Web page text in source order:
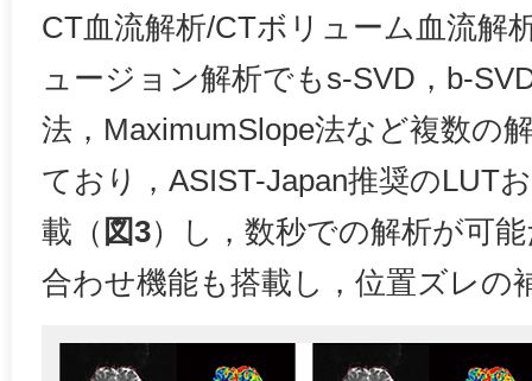
CT血流解析/CTボリューム血流解
ュージョン解析でもs-SVD，b-
法，MaximumSlope法など複数の
ており，ASIST-Japan推奨のLUT
載（ 図3）し，数秒での解析が可
合わせ機能も搭載し，位置ズレの